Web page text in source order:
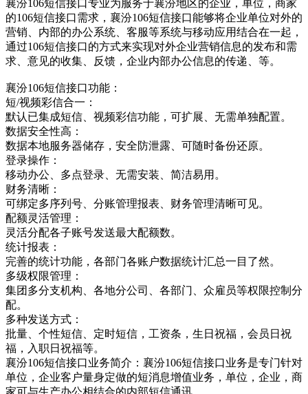
襄汾106短信接口专业为服务于襄汾地区的企业，单位，商家
的106短信接口需求，襄汾106短信接口能够将企业单位对外的
营销、内部的办公系统、客服等系统与移动应用结合在一起，
通过106短信接口的方式来实现对外企业营销信息的发布和需
求、意见的收集、反馈，企业内部办公信息的传递、等。
襄汾106短信接口功能：
短/视频彩信合一：
默认已集成短信、视频彩信功能，可扩展、无需单独配置。
数据安全性高：
数据本地服务器储存，安全防泄露、可随时备份还原。
登录操作：
移动办公、多点登录、无需安装、简洁易用。
财务清晰：
可绑定多序列号、分账管理报表、财务管理清晰可见。
配额灵活管理：
灵活分配各子账号发送最大配额数。
统计报表：
完善的统计功能，各部门各账户数据统计汇总一目了然。
多级权限管理：
集团多分支机构、各地分公司、各部门、众雇员等权限控制分
配。
多种发送方式：
批量、个性短信、定时短信，工资条，生日祝福，会员日祝
福，入职日祝福等。
襄汾106短信接口业务简介：襄汾106短信接口业务是专门针对
单位，企业客户量身定做的短消息增值业务，单位，企业，商
家可与生产办公相结合的内部短信通讯，